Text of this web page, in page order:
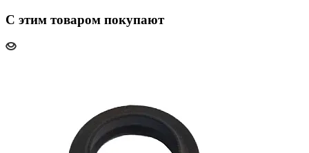
С этим товаром покупают